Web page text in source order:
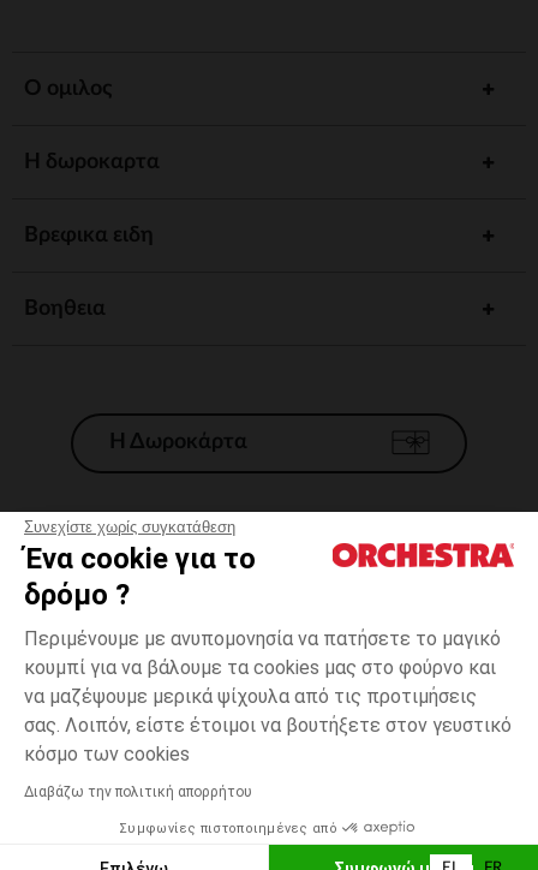
Συνεχίστε χωρίς συγκατάθεση
Ένα cookie για το
δρόμο ?
Περιμένουμε με ανυπομονησία να πατήσετε το μαγικό
κουμπί για να βάλουμε τα cookies μας στο φούρνο και
να μαζέψουμε μερικά ψίχουλα από τις προτιμήσεις
σας. Λοιπόν, είστε έτοιμοι να βουτήξετε στον γευστικό
κόσμο των cookies
Διαβάζω την πολιτική απορρήτου
Συμφωνίες πιστοποιημένες από
Μπλε
23-
Δυνατότητα πληρωμής με
ΠΡΟΣΘΉΚΗ ΣΤΟ ΚΑΛΆΘΙ
Ο ομιλος
Η δωροκαρτα
Βρεφικα ειδη
Βοηθεια
Η Δωροκάρτα
Γενικοί 'Οροι Πώλησης
*Εμπορικες προσφορες
Προσωπικά δεδομένα
Διαχείρηση των cookies
Προσβασιμότητα: μη συμμορφούμενη
H Orchestra συμμετέχει στον κωδικά δεοντολογίας και στο σύστημα
μεσολάβησης της Γαλλικής Ομοσπονδίας Ηλεκτρονικού Εμπορίου.